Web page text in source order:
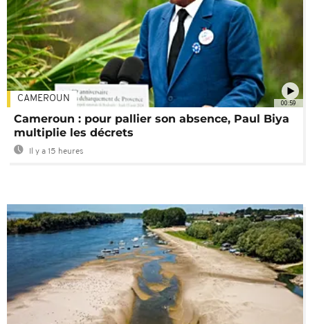
00:59
CAMEROUN
Cameroun : pour pallier son absence, Paul Biya
multiplie les décrets
Il y a 15 heures